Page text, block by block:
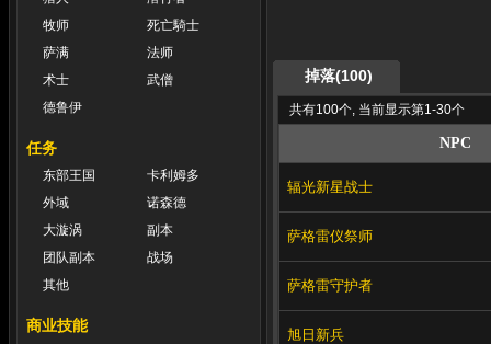
牧师
死亡騎士
萨满
法师
术士
武僧
德鲁伊
任务
东部王国
卡利姆多
外域
诺森德
大漩涡
副本
团队副本
战场
其他
商业技能
掉落(100)
共有100个, 当前显示第1-30个
NPC
辐光新星战士
萨格雷仪祭师
萨格雷守护者
旭日新兵